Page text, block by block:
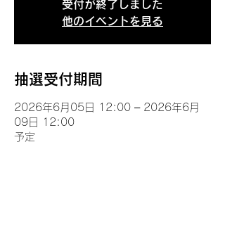
受付が終了しました
他のイベントを見る
抽選受付期間
2026年6月05日 12:00 – 2026年6月
09日 12:00
予定